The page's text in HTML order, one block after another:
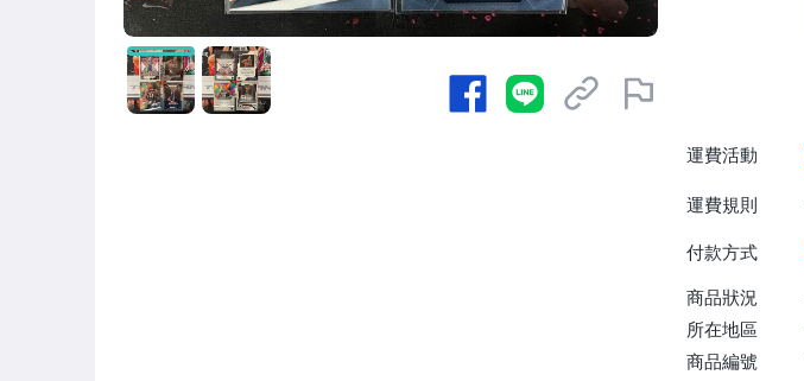
近全新
運費活動
運費規則
付款方式
商品狀況
所在地區
商品編號